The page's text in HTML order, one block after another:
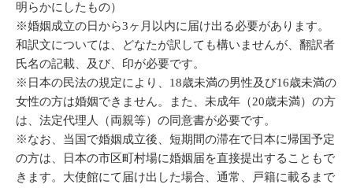
明らかにしたもの）
※婚姻成立の日から3ヶ月以内に届け出る必要があります。
和訳文については、どなたが訳しても構いませんが、翻訳者
氏名の記載、及び、印が必要です。
※日本の民法の規定により、18歳未満の男性及び16歳未満の
女性の方は婚姻できません。また、未成年（20歳未満）の方
は、法定代理人（両親等）の同意書が必要です。
※なお、当国で婚姻成立後、短期間の滞在で日本に帰国予定
の方は、日本の市区町村場に婚姻届を直接提出することもで
きます。大使館にて届け出した場合、通常、戸籍に載るまで